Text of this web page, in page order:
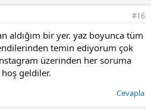
#16
aldığım bir yer. yaz boyunca tüm
temin ediyorum çok
üzerinden her soruma
geldiler.
Cevapla